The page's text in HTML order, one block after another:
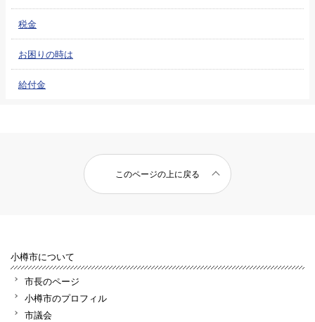
税金
お困りの時は
給付金
このページの上に戻る
小樽市について
市長のページ
小樽市のプロフィル
市議会